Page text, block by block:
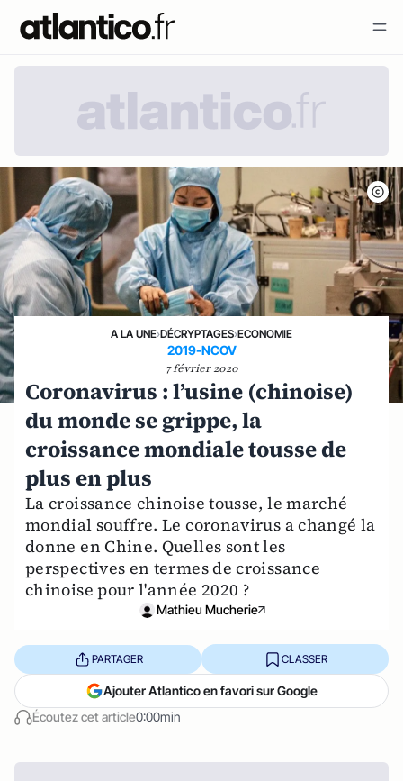
A LA UNE›DÉCRYPTAGES›ECONOMIE
2019-NCOV
7 février 2020
Coronavirus : l’usine (chinoise)
du monde se grippe, la
croissance mondiale tousse de
plus en plus
La croissance chinoise tousse, le marché
mondial souffre. Le coronavirus a changé la
donne en Chine. Quelles sont les
perspectives en termes de croissance
chinoise pour l'année 2020 ?
Mathieu Mucherie
Écoutez cet article0:00min
PARTAGER CLASSER
Ajouter Atlantico en favori sur Google